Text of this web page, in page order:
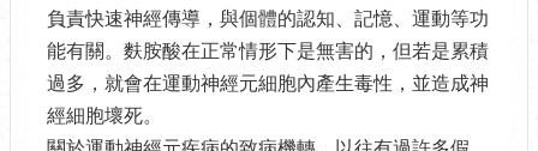
負責快速神經傳導，與個體的認知、記憶、運動等功
能有關。麩胺酸在正常情形下是無害的，但若是累積
過多，就會在運動神經元細胞內產生毒性，並造成神
經細胞壞死。